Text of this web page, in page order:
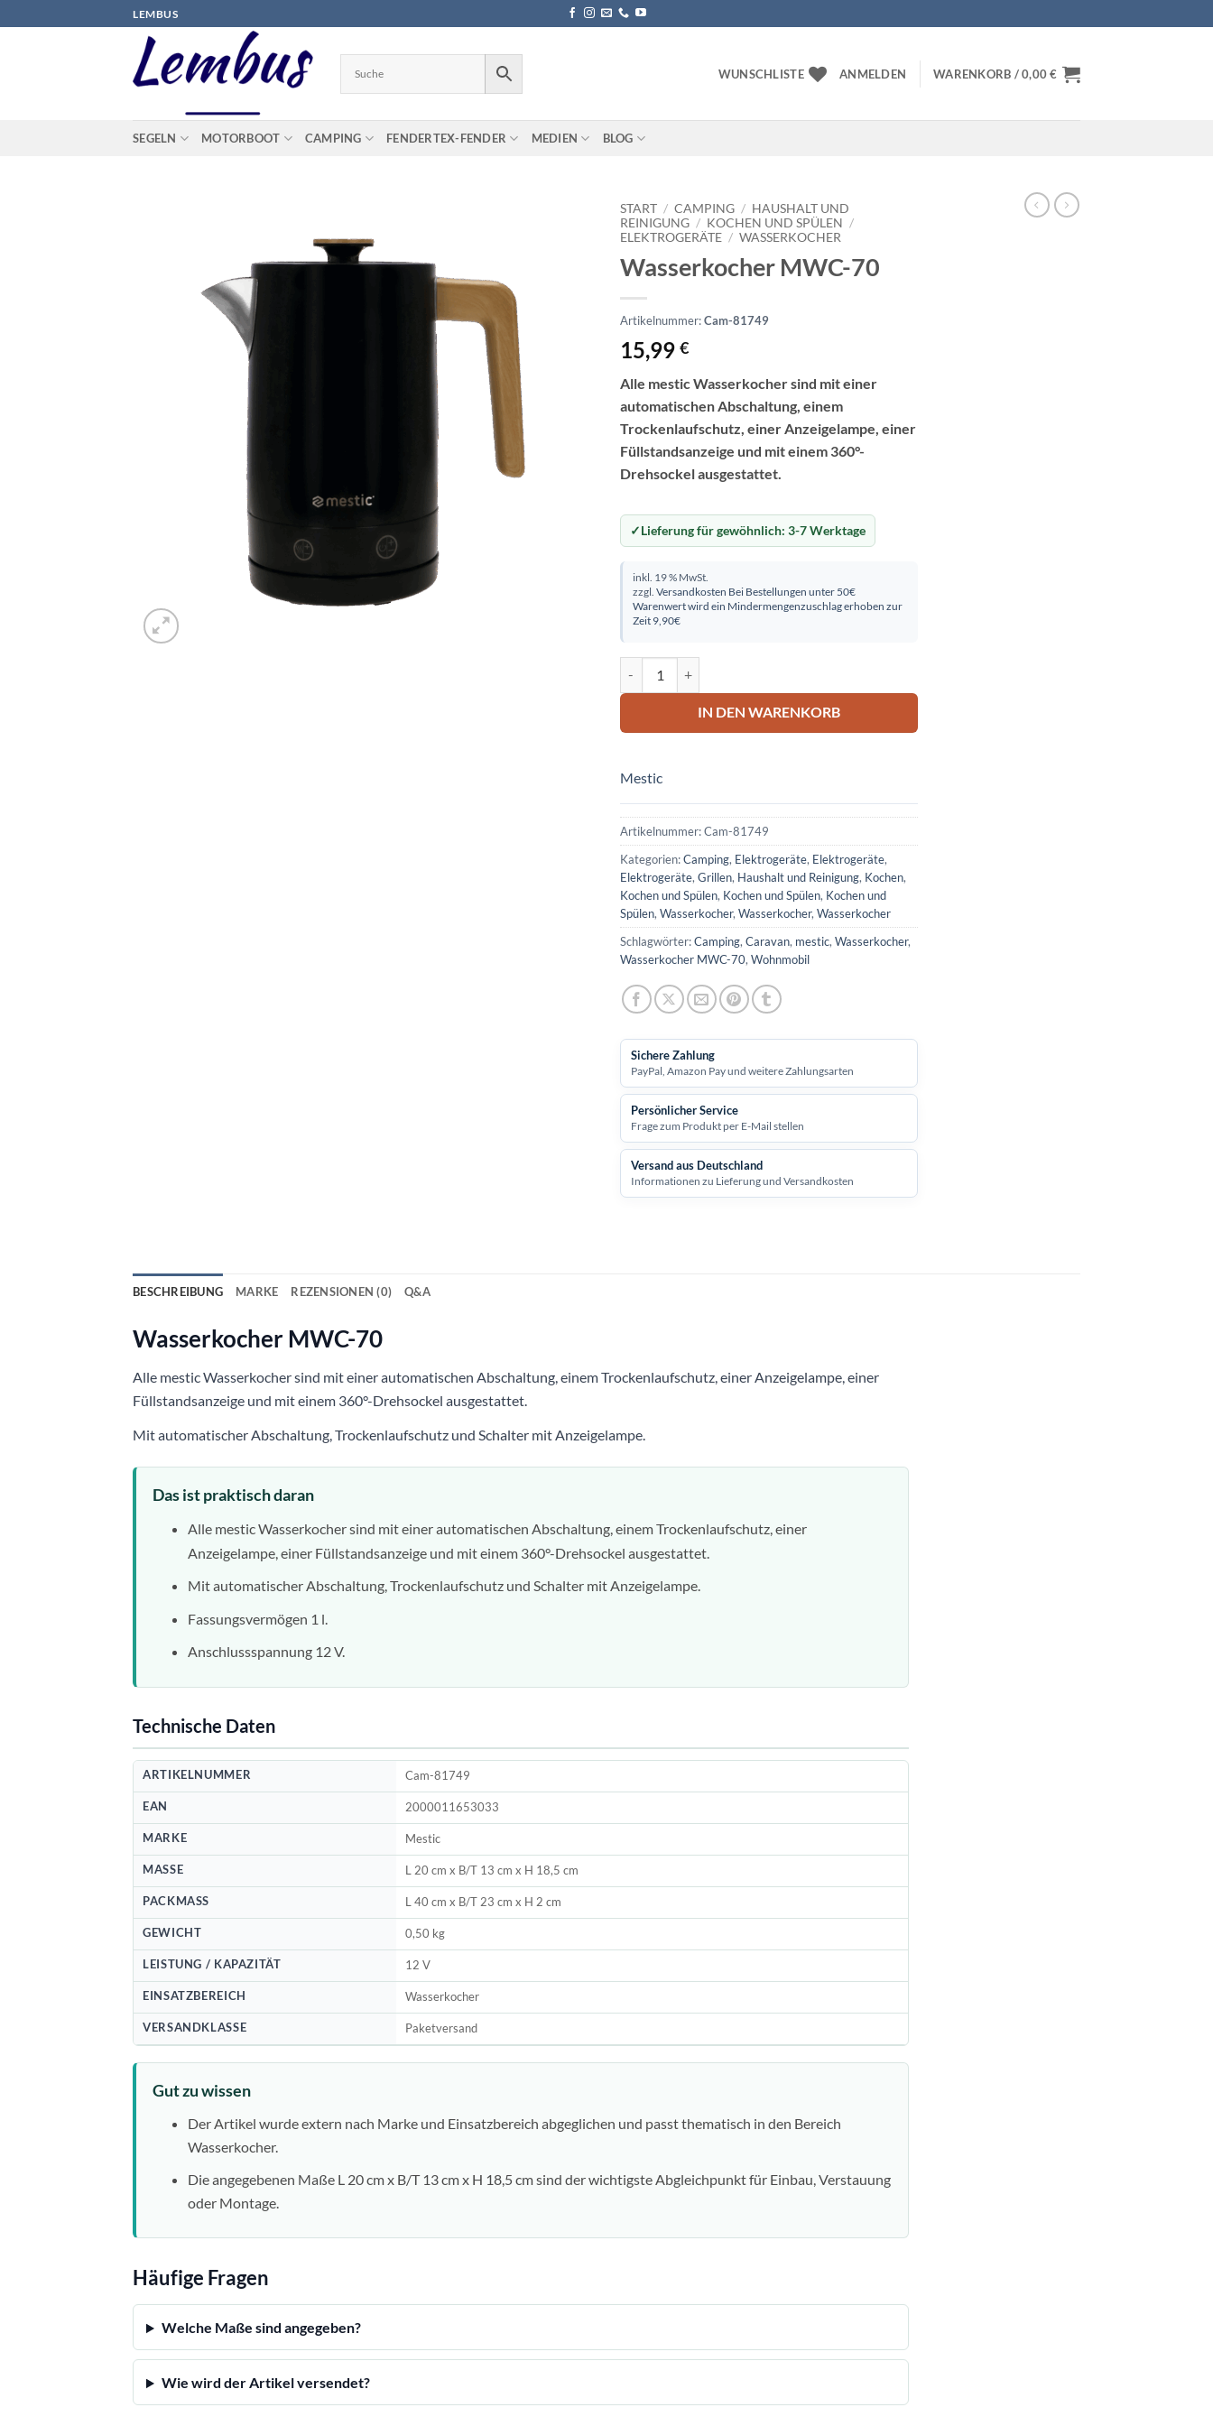
Inhalt
LEMBUS
WUNSCHLISTE ANMELDEN WARENKORB /0,00€
SEGELN MOTORBOOT CAMPING FENDERTEX-FENDER MEDIEN BLOG
START / CAMPING / HAUSHALT UND
REINIGUNG / KOCHEN UND SPÜLEN /
ELEKTROGERÄTE / WASSERKOCHER
Wasserkocher MWC-70
Artikelnummer:Cam-81749
15,99 €
Alle mestic Wasserkocher sind mit einer
automatischen Abschaltung, einem
Trockenlaufschutz, einer Anzeigelampe, einer
Füllstandsanzeige und mit einem 360°-
Drehsockel ausgestattet.
Lieferung für gewöhnlich: 3-7 Werktage
inkl. 19 % MwSt.
zzgl. Versandkosten Bei Bestellungen unter 50€
Warenwert wird ein Mindermengenzuschlag erhoben zur
Zeit 9,90€
IN DEN WARENKORB
Mestic
Artikelnummer:Cam-81749
Kategorien:Camping, Elektrogeräte, Elektrogeräte,
Elektrogeräte, Grillen, Haushalt und Reinigung, Kochen,
Kochen und Spülen, Kochen und Spülen, Kochen und
Spülen, Wasserkocher, Wasserkocher, Wasserkocher
Schlagwörter:Camping, Caravan, mestic, Wasserkocher,
Wasserkocher MWC-70, Wohnmobil
Sichere Zahlung
PayPal, Amazon Pay und weitere Zahlungsarten
Persönlicher Service
Frage zum Produkt per E-Mail stellen
Versand aus Deutschland
Informationen zu Lieferung und Versandkosten
BESCHREIBUNG MARKE REZENSIONEN (0) Q&A
Wasserkocher MWC-70
Alle mestic Wasserkocher sind mit einer automatischen Abschaltung, einem Trockenlaufschutz, einer Anzeigelampe, einer
Füllstandsanzeige und mit einem 360°-Drehsockel ausgestattet.
Mit automatischer Abschaltung, Trockenlaufschutz und Schalter mit Anzeigelampe.
Das ist praktisch daran
Alle mestic Wasserkocher sind mit einer automatischen Abschaltung, einem Trockenlaufschutz, einer
Anzeigelampe, einer Füllstandsanzeige und mit einem 360°-Drehsockel ausgestattet.
Mit automatischer Abschaltung, Trockenlaufschutz und Schalter mit Anzeigelampe.
Fassungsvermögen 1 l.
Anschlussspannung 12 V.
Technische Daten
ARTIKELNUMMER Cam-81749
EAN 2000011653033
MARKE Mestic
MASSE L 20 cm x B/T 13 cm x H 18,5 cm
PACKMASS L 40 cm x B/T 23 cm x H 2 cm
GEWICHT 0,50 kg
LEISTUNG / KAPAZITÄT 12 V
EINSATZBEREICH Wasserkocher
VERSANDKLASSE Paketversand
Gut zu wissen
Der Artikel wurde extern nach Marke und Einsatzbereich abgeglichen und passt thematisch in den Bereich
Wasserkocher.
Die angegebenen Maße L 20 cm x B/T 13 cm x H 18,5 cm sind der wichtigste Abgleichpunkt für Einbau, Verstauung
oder Montage.
Häufige Fragen
Welche Maße sind angegeben?
Wie wird der Artikel versendet?